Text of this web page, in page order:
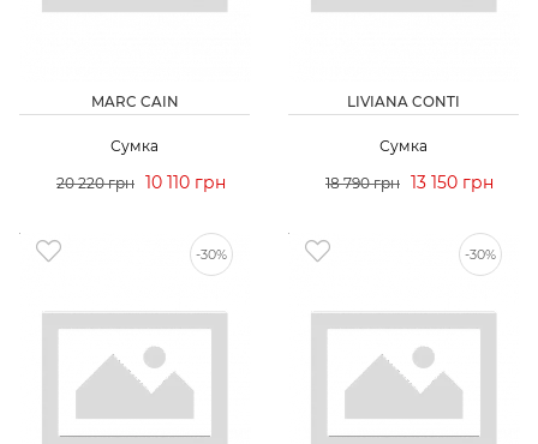
MARC CAIN
Сумка
20 220 грн 10 110 грн
LIVIANA CONTI
Сумка
18 790 грн 13 150 грн
-30% -30%